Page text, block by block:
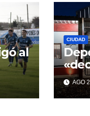
al
CIUDAD
con
AGO